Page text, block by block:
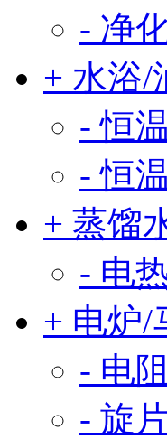
- 净
+ 水浴/
- 恒
- 恒
+ 蒸馏
- 电
+ 电炉/
- 电
- 旋